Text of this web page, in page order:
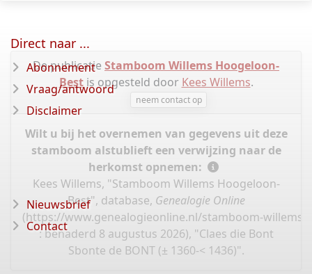
De publicatie Stamboom Willems Hoogeloon-
Bestis opgesteld door Kees Willems.
neem contact op
Wilt u bij het overnemen van gegevens uit deze
stamboom alstublieft een verwijzing naar de
herkomst opnemen:
Kees Willems, "Stamboom Willems Hoogeloon-
Best", database, Genealogie Online
(https://www.genealogieonline.nl/stamboom-willems-
: benaderd 8 augustus 2026), "Claes die Bont
Sbonte de BONT (± 1360-< 1436)".
Direct naar ...
Abonnement
Vraag/antwoord
Disclaimer
Nieuwsbrief
Contact